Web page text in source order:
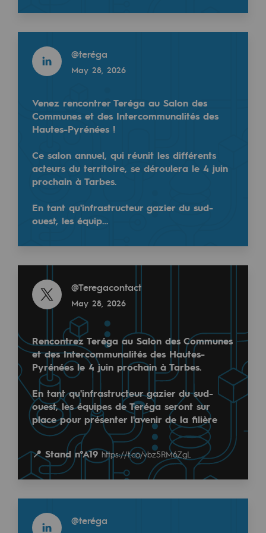
Decarbonization: a priority
Energy management
Impact management
Social and regional responsibility
Social and regional responsibility
Energiz Mouv
Energiz Mouv
Regional
Commitments to the territories
Social
Social
Investing in skills
Inclusion
Gender diversity and equality
Quality of life and work conditions
Safety
Safety
PARI 2035, the safety program
@Teregacontact
April 27, 2026
Toutes nos félicitations à @BasketLandes pour
Basket Landes
@BasketLandes
✅ - Les Landaises remportent la Coupe de France
Le score du match vous est présenté par notre
#CDFBaskethttps://t.co/fDQYisui3v
@teréga
April 23, 2026
Bâtir aujourd’hui l’indépendance énergétique de
Plus qu’un projet de transport et de stockage
Read more
@teréga
April 22, 2026
@teréga
May 28, 2026
Venez rencontrer Teréga au Salon des
Communes et des Intercommunalités des
Hautes-Pyrénées !
Ce salon annuel, qui réunit les différents
acteurs du territoire, se déroulera le 4 juin
prochain à Tarbes.
En tant qu'infrastructeur gazier du sud-
ouest, les équip…
@Teregacontact
May 28, 2026
Rencontrez Teréga au Salon des Communes
et des Intercommunalités des Hautes-
Pyrénées le 4 juin prochain à Tarbes.
En tant qu'infrastructeur gazier du sud-
ouest, les équipes de Teréga seront sur
place pour présenter l'avenir de la filière
📍 Stand n°A19https://t.co/vbz5RM6ZgL
@teréga